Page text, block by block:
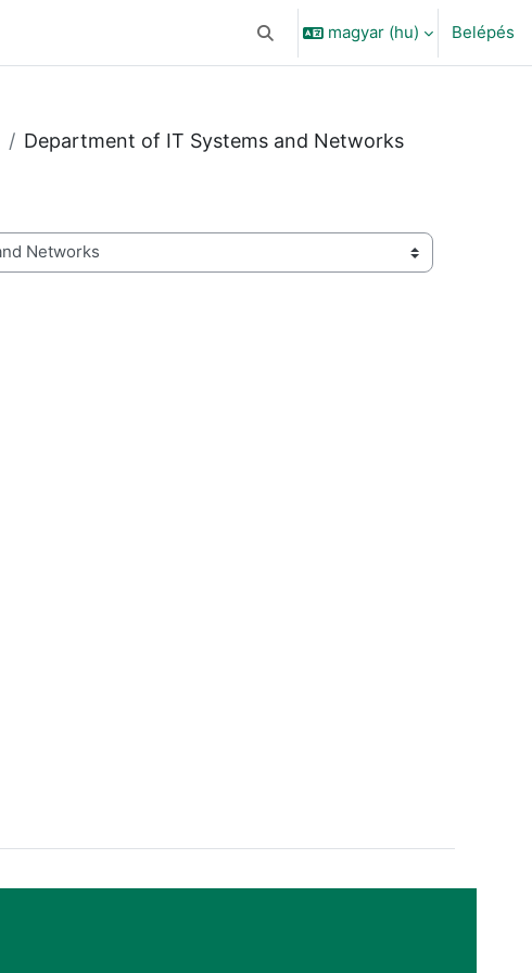
Keresési bemeneti adatok váltása
magyar ‎(hu)‎ Belépés
Department of IT Systems and Networks